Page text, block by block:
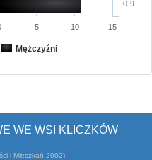
Mężczyźni
0-9
5 10 15
WE WSI KLICZKÓW
i Mieszkań 2002)